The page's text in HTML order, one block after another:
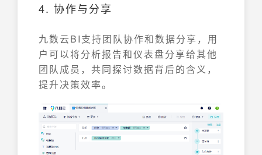
4. 协作与分享
九数云BI支持团队协作和数据分享，用
户可以将分析报告和仪表盘分享给其他
团队成员，共同探讨数据背后的含义，
提升决策效率。